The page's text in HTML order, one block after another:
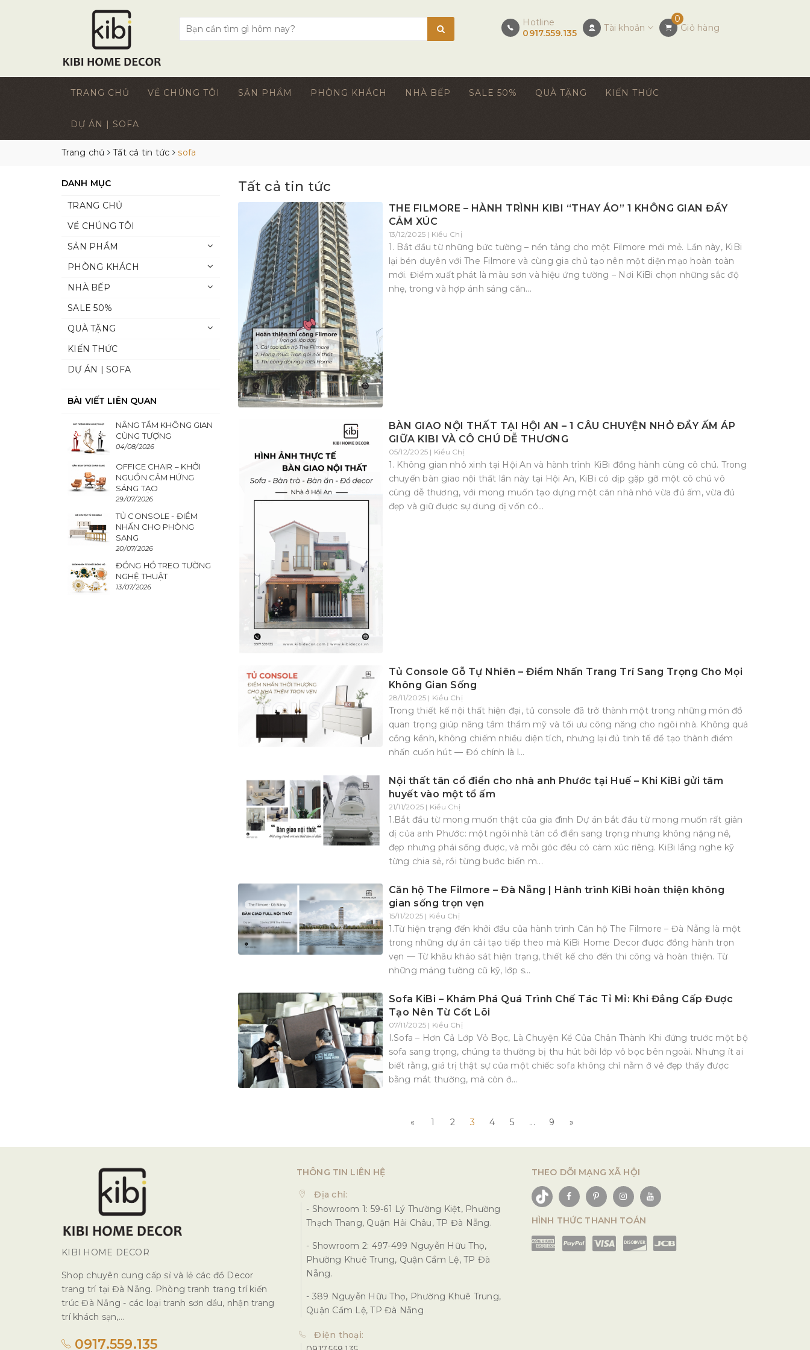
Hotline
0917.559.135
Tài khoản
0
Giỏ hàng
TRANG CHỦ VỀ CHÚNG TÔI SẢN PHẨM PHÒNG KHÁCH NHÀ BẾP SALE 50% QUÀ TẶNG KIẾN THỨC
DỰ ÁN | SOFA
Trang chủ Tất cả tin tức sofa
Tất cả tin tức
THE FILMORE – HÀNH TRÌNH KIBI “THAY ÁO” 1 KHÔNG GIAN ĐẦY
CẢM XÚC
13/12/2025 | Kiều Chị
1. Bắt đầu từ những bức tường – nền tảng cho một Filmore mới mẻ. Lần này, KiBi
lại bén duyên với The Filmore và cùng gia chủ tạo nên một diện mạo hoàn toàn
mới. Điểm xuất phát là màu sơn và hiệu ứng tường – Nơi KiBi chọn những sắc độ
nhẹ, trong và hợp ánh sáng căn...
BÀN GIAO NỘI THẤT TẠI HỘI AN – 1 CÂU CHUYỆN NHỎ ĐẦY ẤM ÁP
GIỮA KIBI VÀ CÔ CHÚ DỄ THƯƠNG
05/12/2025 | Kiều Chị
1. Không gian nhỏ xinh tại Hội An và hành trình KiBi đồng hành cùng cô chú. Trong
chuyến bàn giao nội thất lần này tại Hội An, KiBi có dịp gặp gỡ một cô chú vô
cùng dễ thương, với mong muốn tạo dựng một căn nhà nhỏ vừa đủ ấm, vừa đủ
đẹp và giữ được sự dung dị vốn có...
Tủ Console Gỗ Tự Nhiên – Điểm Nhấn Trang Trí Sang Trọng Cho Mọi
Không Gian Sống
28/11/2025 | Kiều Chị
Trong thiết kế nội thất hiện đại, tủ console đã trở thành một trong những món đồ
quan trọng giúp nâng tầm thẩm mỹ và tối ưu công năng cho ngôi nhà. Không quá
cồng kềnh, không chiếm nhiều diện tích, nhưng lại đủ tinh tế để tạo thành điểm
nhấn cuốn hút — Đó chính là l...
Nội thất tân cổ điển cho nhà anh Phước tại Huế – Khi KiBi gửi tâm
huyết vào một tổ ấm
21/11/2025 | Kiều Chị
1.Bắt đầu từ mong muốn thật của gia đình Dự án bắt đầu từ mong muốn rất giản
dị của anh Phước: một ngôi nhà tân cổ điển sang trọng nhưng không nặng nề,
đẹp nhưng phải sống được, và mỗi góc đều có cảm xúc riêng. KiBi lắng nghe kỹ
từng chia sẻ, rồi từng bước biến m...
Căn hộ The Filmore – Đà Nẵng | Hành trình KiBi hoàn thiện không
gian sống trọn vẹn
15/11/2025 | Kiều Chị
1.Từ hiện trạng đến khởi đầu của hành trình Căn hộ The Filmore – Đà Nẵng là một
trong những dự án cải tạo tiếp theo mà KiBi Home Decor được đồng hành trọn
vẹn — Từ khâu khảo sát hiện trạng, thiết kế cho đến thi công và hoàn thiện. Từ
những mảng tường cũ kỹ, lớp s...
Sofa KiBi – Khám Phá Quá Trình Chế Tác Tỉ Mỉ: Khi Đẳng Cấp Được
Tạo Nên Từ Cốt Lõi
07/11/2025 | Kiều Chị
I.Sofa – Hơn Cả Lớp Vỏ Bọc, Là Chuyện Kể Của Chân Thành Khi đứng trước một bộ
sofa sang trọng, chúng ta thường bị thu hút bởi lớp vỏ bọc bên ngoài. Nhưng ít ai
biết rằng, giá trị thật sự của một chiếc sofa không chỉ nằm ở vẻ đẹp thấy được
bằng mắt thường, mà còn ở...
« 1 2 3 4 5 ... 9 »
DANH MỤC
TRANG CHỦ
VỀ CHÚNG TÔI
SẢN PHẨM
PHÒNG KHÁCH
NHÀ BẾP
SALE 50%
QUÀ TẶNG
KIẾN THỨC
DỰ ÁN | SOFA
BÀI VIẾT LIÊN QUAN
NÂNG TẦM KHÔNG GIAN
CÙNG TƯỢNG
04/08/2026
OFFICE CHAIR – KHỞI
NGUỒN CẢM HỨNG
SÁNG TẠO
29/07/2026
TỦ CONSOLE - ĐIỂM
NHẤN CHO PHÒNG
SANG
20/07/2026
ĐỒNG HỒ TREO TƯỜNG
NGHỆ THUẬT
13/07/2026
KIBI HOME DECOR
Shop chuyên cung cấp sỉ và lẻ các đồ Decor
trang trí tại Đà Nẵng. Phòng tranh trang trí kiến
trúc Đà Nẵng - các loại tranh sơn dầu, nhận trang
trí khách sạn,...
0917.559.135
THÔNG TIN LIÊN HỆ
Địa chỉ:
- Showroom 1: 59-61 Lý Thường Kiệt, Phường
Thạch Thang, Quận Hải Châu, TP Đà Nẵng.
- Showroom 2: 497-499 Nguyễn Hữu Thọ,
Phường Khuê Trung, Quận Cẩm Lệ, TP Đà
Nẵng.
- 389 Nguyễn Hữu Thọ, Phường Khuê Trung,
Quận Cẩm Lệ, TP Đà Nẵng
Điện thoại:
THEO DÕI MẠNG XÃ HỘI
HÌNH THỨC THANH TOÁN